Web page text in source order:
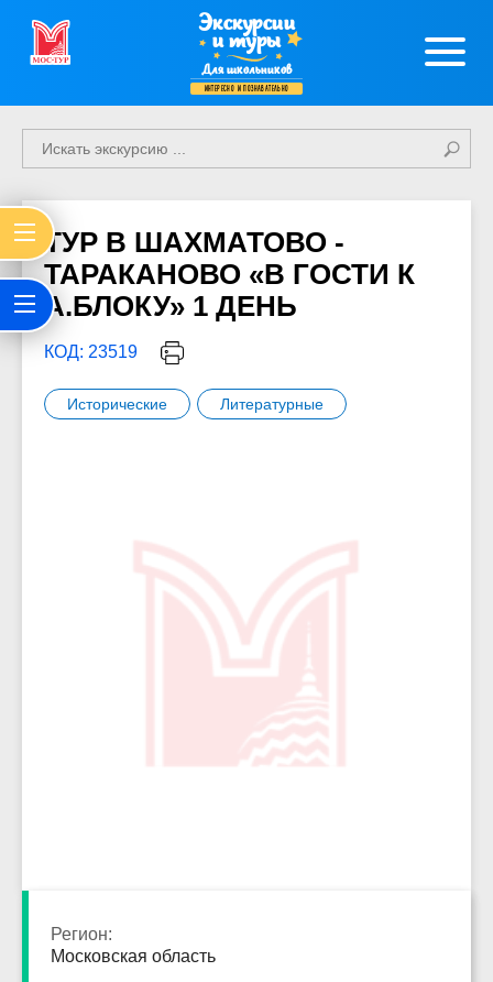
Экскурсии
и туры
Для школьников
интересно и познавательно
ТУР В ШАХМАТОВО -
ТАРАКАНОВО «В ГОСТИ К
А.БЛОКУ» 1 ДЕНЬ
КОД: 23519
Исторические Литературные
Регион:
Московская область